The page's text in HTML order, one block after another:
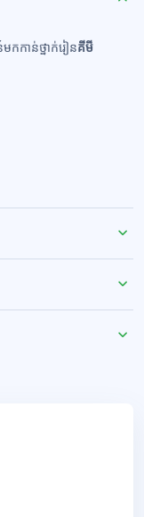
កាន់ថ្នាក់រៀនគីមី